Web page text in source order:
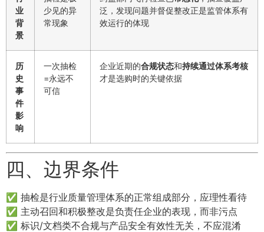
业
背
景
少见的异
常现象
泛，发现问题并督促整改正是监管体系有
效运行的体现
历
史
事
件
影
响
一次抽检
=永远不
可信
企业近期的合规状态和持续通过体系考核
才是选购时的关键依据
四、边界条件
✅ 抽检是行业质量管理体系的正常组成部分，应理性看待
✅ 主动召回和积极整改是负责任企业的表现，而非污点
✅ 标识/文档类不合规与产品安全有效性无关，不应混淆